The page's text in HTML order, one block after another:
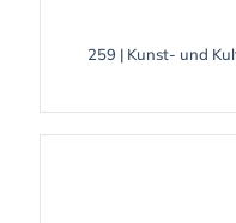
259 | Kunst- und